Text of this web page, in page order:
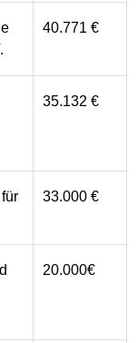
40.771 €
35.132 €
33.000 €
20.000€